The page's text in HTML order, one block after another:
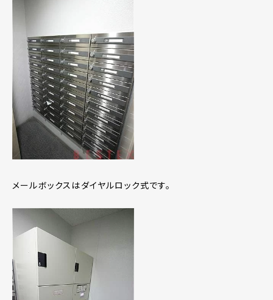
メールボックスはダイヤルロック式です。